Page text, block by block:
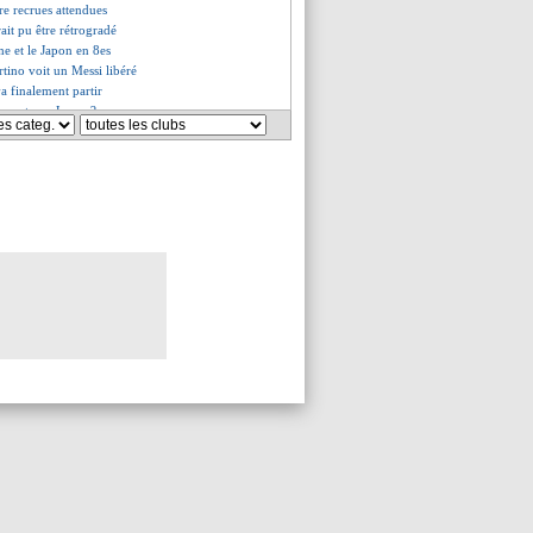
recrues attendues
pu être rétrogradé
et le Japon en 8es
voit un Messi libéré
finalement partir
au Japon ?
de James Harden